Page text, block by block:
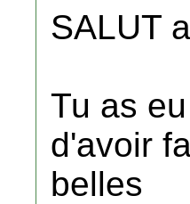
SALUT
Tu as
d'avoir
belles